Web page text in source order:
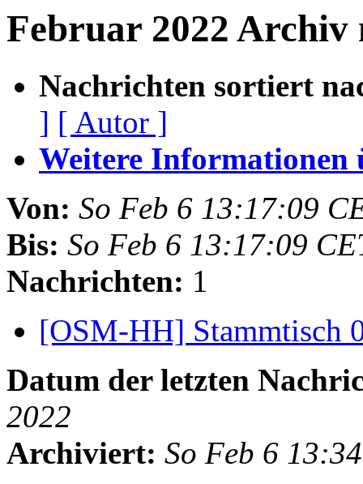
Februar 2022 Archiv
Nachrichten sortiert
] [ Autor ]
Weitere Informationen
Von: So Feb 6 13:17:09
Bis: So Feb 6 13:17:09
Nachrichten: 1
[OSM-HH] Stammtisch
Datum der letzten
2022
Archiviert: So Feb 6